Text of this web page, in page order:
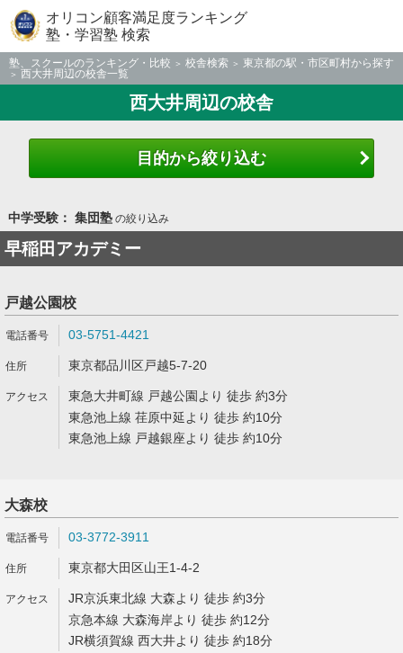
オリコン顧客満足度ランキング
塾・学習塾 検索
塾、スクールのランキング・比較 校舎検索
東京都の駅・市区町村から探す
西大井周辺の校舎一覧
西大井周辺の校舎
目的から絞り込む
中学受験： 集団塾の絞り込み
早稲田アカデミー
戸越公園校
03-5751-4421
東京都品川区戸越5-7-20
東急大井町線 戸越公園より 徒歩 約3分
東急池上線 荏原中延より 徒歩 約10分
東急池上線 戸越銀座より 徒歩 約10分
大森校
03-3772-3911
東京都大田区山王1-4-2
JR京浜東北線 大森より 徒歩 約3分
京急本線 大森海岸より 徒歩 約12分
JR横須賀線 西大井より 徒歩 約18分